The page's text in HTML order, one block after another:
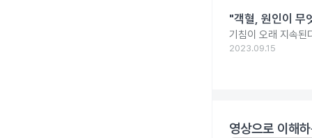
"객혈, 원인이 무
기침이 오래 지속된
2023.09.15
영상으로 이해